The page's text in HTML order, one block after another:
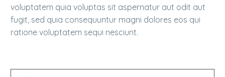
voluptatem quia voluptas sit aspernatur aut odit aut
fugit, sed quia consequuntur magni dolores eos qui
ratione voluptatem sequi nesciunt.